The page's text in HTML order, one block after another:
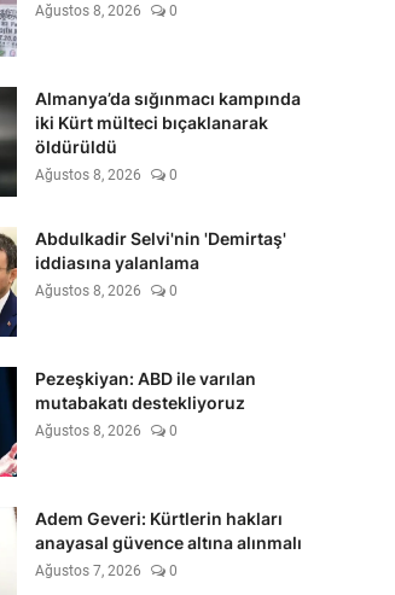
Ağustos 8, 2026 0
Almanya’da sığınmacı kampında
iki Kürt mülteci bıçaklanarak
öldürüldü
Ağustos 8, 2026 0
Abdulkadir Selvi'nin 'Demirtaş'
iddiasına yalanlama
Ağustos 8, 2026 0
Pezeşkiyan: ABD ile varılan
mutabakatı destekliyoruz
Ağustos 8, 2026 0
Adem Geveri: Kürtlerin hakları
anayasal güvence altına alınmalı
Ağustos 7, 2026 0